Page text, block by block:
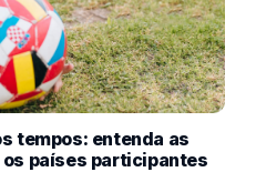
tempos: entenda as
países participantes